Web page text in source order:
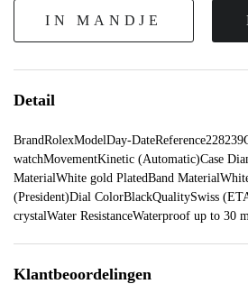
IN MANDJE
Detail
BrandRolexModelDay-
watchMovementKinetic (Automatic)Case
MaterialWhite gold PlatedBand
(President)Dial ColorBlackQualitySwiss
crystalWater ResistanceWaterproof up to 30
Klantbeoordelingen